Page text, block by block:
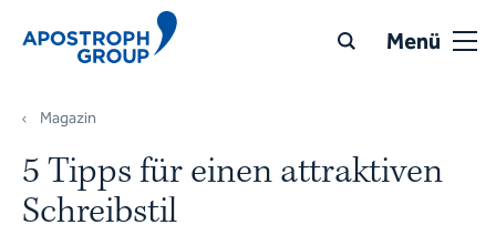
Menü
Magazin
5 Tipps für einen attraktiven
Schreibstil